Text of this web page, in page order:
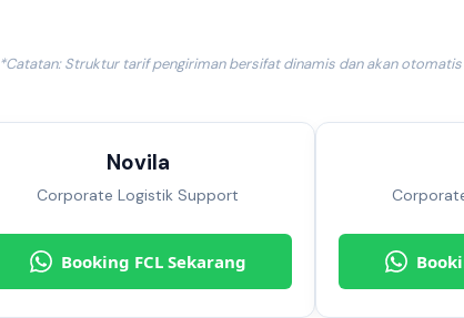
*Catatan: Struktur tarif pengiriman bersifat dinamis dan akan
Novila
Corporate Logistik Support
Booking FCL Sekarang